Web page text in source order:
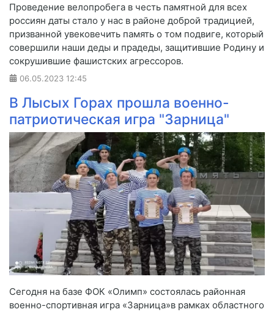
Проведение велопробега в честь памятной для всех
россиян даты стало у нас в районе доброй традицией,
призванной увековечить память о том подвиге, который
совершили наши деды и прадеды, защитившие Родину и
сокрушившие фашистских агрессоров.
06.05.2023 12:45
В Лысых Горах прошла военно-
патриотическая игра "Зарница"
Сегодня на базе ФОК «Олимп» состоялась районная
военно-спортивная игра «Зарница»в рамках областного